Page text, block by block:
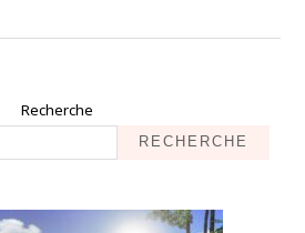
Recherche
RECHERCHE